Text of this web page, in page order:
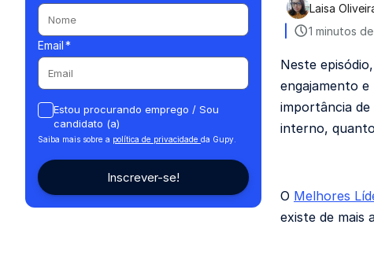
Email*
Estou procurando emprego / Sou
candidato (a)
Saiba mais sobre a política de privacidade da Gupy.
Publicado
Laisa
1 minutos
Neste
engajamento
importância
interno,
O Melhores
existe de mais